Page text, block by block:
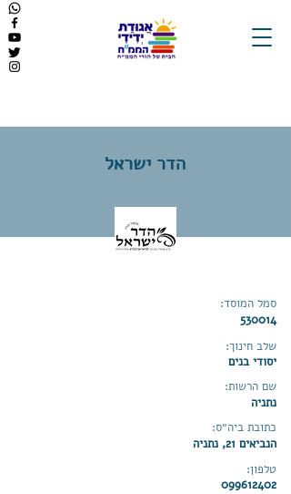
הדר ישראל
530014
סמל המוסד:
יסודי בנים
שלב חינוך:
נתניה
שם הרשות:
הנביאים 21, נתניה
כתובת ביה״ס:
099612402
טלפון: